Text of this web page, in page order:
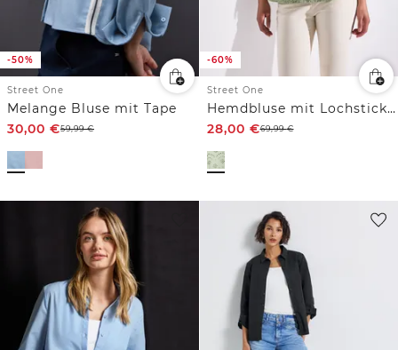
-50%
Street One
Melange Bluse mit Tape
30,00 €59,99€
-60%
Street One
Hemdbluse mit Lochstickerei
28,00 €69,99€